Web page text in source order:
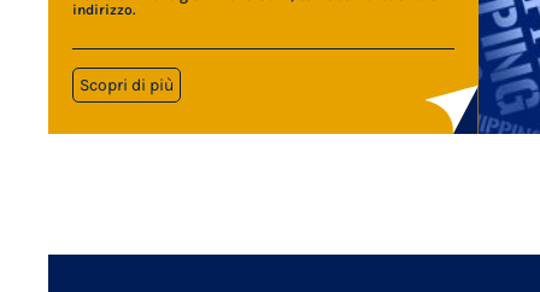
indirizzo.
Scopri di più